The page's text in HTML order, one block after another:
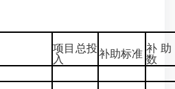
项目总投
入
补助标准 补助
数